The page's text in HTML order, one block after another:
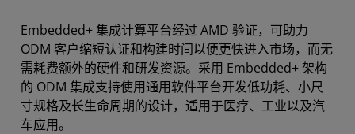
Embedded+ 集成计算平台经过 AMD 验证，可助力
ODM 客户缩短认证和构建时间以便更快进入市场，而无
需耗费额外的硬件和研发资源。采用 Embedded+ 架构
的 ODM 集成支持使用通用软件平台开发低功耗、小尺
寸规格及长生命周期的设计，适用于医疗、工业以及汽
车应用。